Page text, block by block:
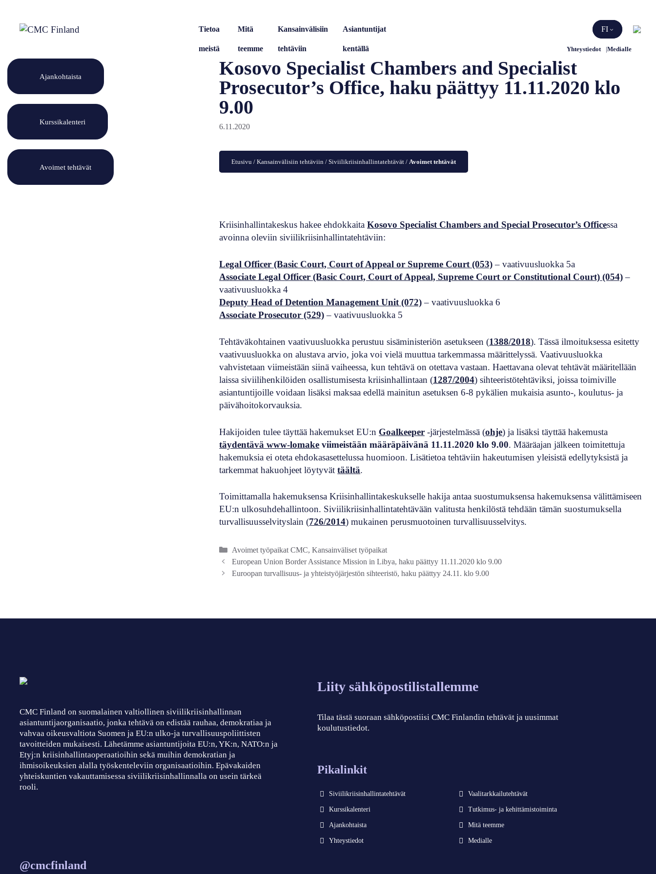
Tietoa
meistä
Mitä
teemme
Kansainvälisiin
tehtäviin
Asiantuntijat
kentällä Yhteystiedot Medialle
FI
Kosovo Specialist Chambers and Specialist
Prosecutor’s Office, haku päättyy 11.11.2020 klo
9.00
6.11.2020
Etusivu /Kansainvälisiin tehtäviin /Siviilikriisinhallintatehtävät /Avoimet tehtävät
Kriisinhallintakeskus hakee ehdokkaitaKosovo Specialist Chambers and Special Prosecutor’s Officessa
avoinna oleviin siviilikriisinhallintatehtäviin:
Legal Officer (Basic Court, Court of Appeal or Supreme Court (053)– vaativuusluokka 5a
Associate Legal Officer (Basic Court, Court of Appeal, Supreme Court or Constitutional Court) (054)–
vaativuusluokka 4
Deputy Head of Detention Management Unit (072)– vaativuusluokka 6
Associate Prosecutor (529)– vaativuusluokka 5
Tehtäväkohtainen vaativuusluokka perustuu sisäministeriön asetukseen (1388/2018). Tässä ilmoituksessa esitetty
vaativuusluokka on alustava arvio, joka voi vielä muuttua tarkemmassa määrittelyssä. Vaativuusluokka
vahvistetaan viimeistään siinä vaiheessa, kun tehtävä on otettava vastaan. Haettavana olevat tehtävät määritellään
laissa siviilihenkilöiden osallistumisesta kriisinhallintaan (1287/2004) sihteeristötehtäviksi, joissa toimiville
asiantuntijoille voidaan lisäksi maksaa edellä mainitun asetuksen 6-8 pykälien mukaisia asunto-, koulutus- ja
päivähoitokorvauksia.
Hakijoiden tulee täyttää hakemukset EU:n Goalkeeper -järjestelmässä (ohje) ja lisäksi täyttää hakemusta
täydentävä www-lomake viimeistään määräpäivänä 11.11.2020 klo 9.00. Määräajan jälkeen toimitettuja
hakemuksia ei oteta ehdokasasettelussa huomioon. Lisätietoa tehtäviin hakeutumisen yleisistä edellytyksistä ja
tarkemmat hakuohjeet löytyvättäältä.
Toimittamalla hakemuksensa Kriisinhallintakeskukselle hakija antaa suostumuksensa hakemuksensa välittämiseen
EU:n ulkosuhdehallintoon. Siviilikriisinhallintatehtävään valitusta henkilöstä tehdään tämän suostumuksella
turvallisuusselvityslain (726/2014) mukainen perusmuotoinen turvallisuusselvitys.
Kategoriat
Avoimet työpaikat CMC,Kansainväliset työpaikat
European Union Border Assistance Mission in Libya, haku päättyy 11.11.2020 klo 9.00
Euroopan turvallisuus- ja yhteistyöjärjestön sihteeristö, haku päättyy 24.11. klo 9.00
Ajankohtaista
Kurssikalenteri
Avoimet tehtävät
CMC Finland on suomalainen valtiollinen siviilikriisinhallinnan
asiantuntijaorganisaatio, jonka tehtävä on edistää rauhaa, demokratiaa ja
vahvaa oikeusvaltiota Suomen ja EU:n ulko-ja turvallisuuspoliittisten
tavoitteiden mukaisesti. Lähetämme asiantuntijoita EU:n, YK:n, NATO:n ja
Etyj:n kriisinhallintaoperaatioihin sekä muihin demokratian ja
ihmisoikeuksien alalla työskenteleviin organisaatioihin. Epävakaiden
yhteiskuntien vakauttamisessa siviilikriisinhallinnalla on usein tärkeä
rooli.
Liity sähköpostilistallemme
Tilaa tästä suoraan sähköpostiisi CMC Finlandin tehtävät ja uusimmat
koulutustiedot.
Pikalinkit
Siviilikriisinhallintatehtävät Vaalitarkkailutehtävät
Kurssikalenteri Tutkimus- ja kehittämistoiminta
Ajankohtaista Mitä teemme
Yhteystiedot Medialle
@cmcfinland